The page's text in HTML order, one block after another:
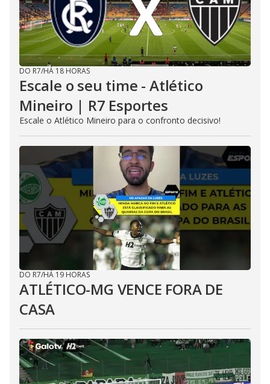
DO R7/HÁ 18 HORAS
Escale o seu time - Atlético
Mineiro | R7 Esportes
Escale o Atlético Mineiro para o confronto decisivo!
DO R7/HÁ 19 HORAS
ATLÉTICO-MG VENCE FORA DE
CASA